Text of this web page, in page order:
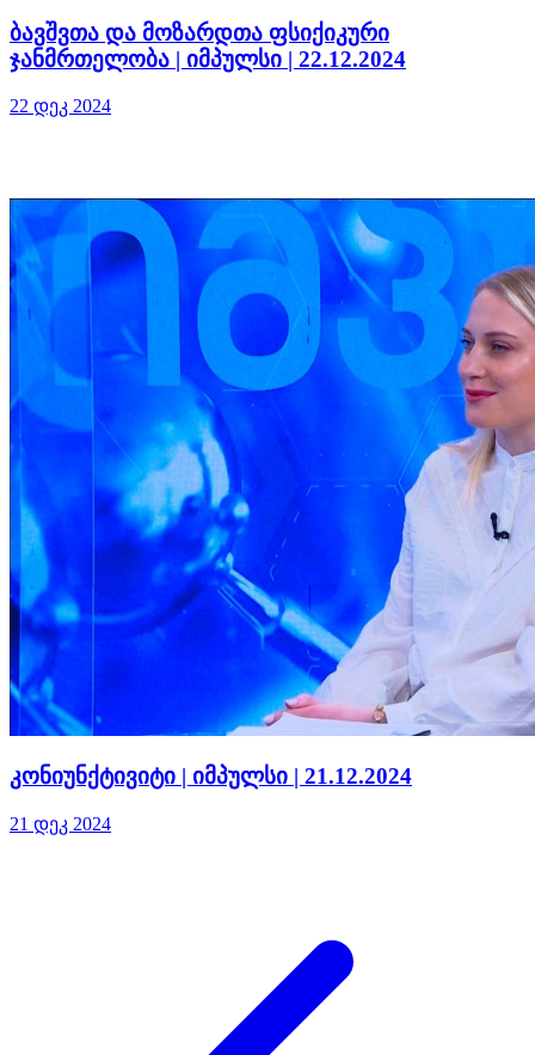
ბავშვთა და მოზარდთა ფსიქიკური
ჯანმრთელობა | იმპულსი | 22.12.2024
22 დეკ 2024
კონიუნქტივიტი | იმპულსი | 21.12.2024
21 დეკ 2024